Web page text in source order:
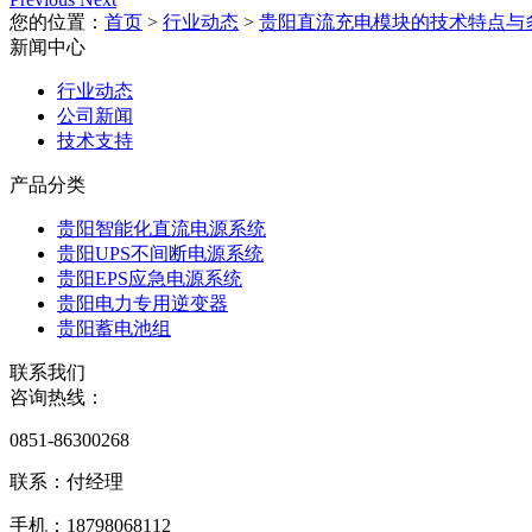
您的位置： 首页 > 行业动态 > 贵阳直流充电模块的技术特点与
新闻中心
行业动态
公司新闻
技术支持
产品分类
贵阳智能化直流电源系统
贵阳UPS不间断电源系统
贵阳EPS应急电源系统
贵阳电力专用逆变器
贵阳蓄电池组
联系我们
咨询热线：
0851-86300268
联系：付经理
手机：18798068112